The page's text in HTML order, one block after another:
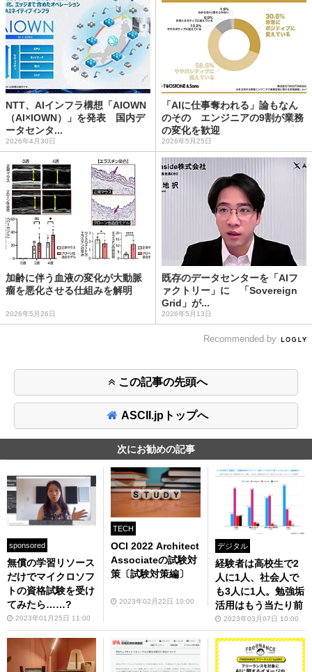
NTT、AIインフラ構想「AIOWN
（AI×IOWN）」を発表 国内デ
ータセンタ...
2026年4月30日
「AIに仕事奪われる」論もなん
のその エンジニアの9割が業務
の変化を歓迎
2026年5月25日
加齢に伴う血液の変化が大動脈
瘤を悪化させる仕組みを解明
2026年5月26日
既存のデータセンターを「AIフ
ァクトリー」に 「Sovereign
Grid」が...
2026年5月13日
Recommended by
この記事の先頭へ
ASCII.jpトップへ
次にお勧めの記事
sponsored
無償の学習リソース
だけでマイクロソフ
トの資格試験を受け
てみたら……?
2023年01月25日 11:00
TECH
OCI 2022 Architect
Associateの試験対
策〔試験対策編〕
2023年02月22日 10:00
デジタル
経験者は高校生で2
人に1人、社会人で
も3人に1人。勉強垢
活用はもう当たり前
2023年03月07日 10:00